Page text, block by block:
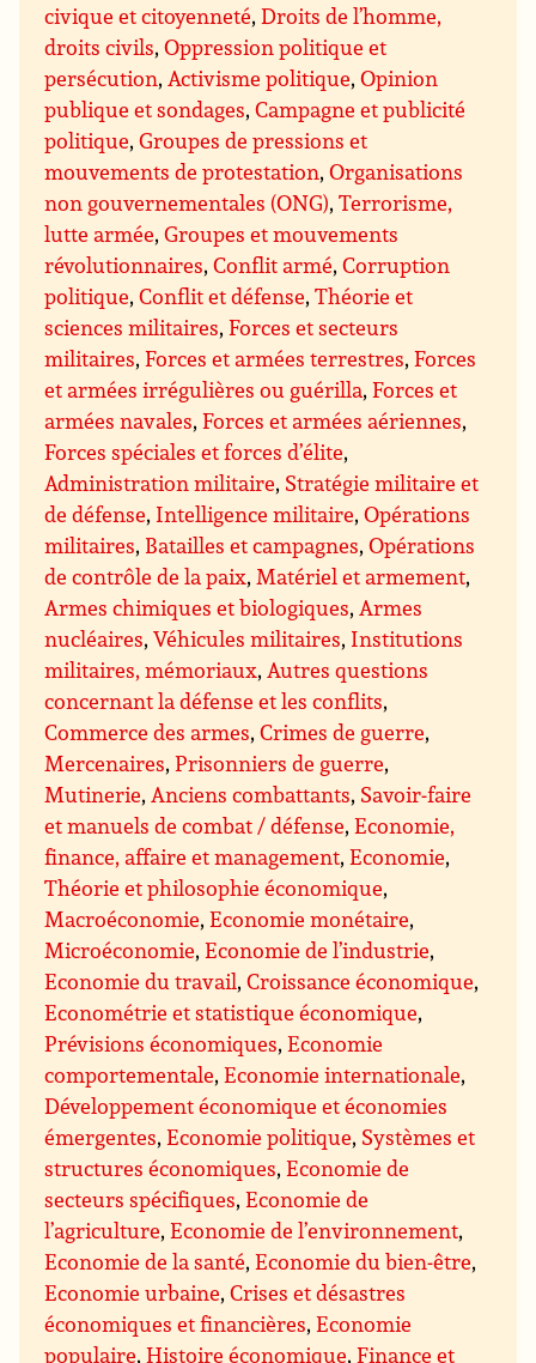
civique et citoyenneté,Droits de l’homme,
droits civils,Oppression politique et
persécution,Activisme politique,Opinion
publique et sondages,Campagne et publicité
politique,Groupes de pressions et
mouvements de protestation,Organisations
non gouvernementales (ONG),Terrorisme,
lutte armée,Groupes et mouvements
révolutionnaires,Conflit armé,Corruption
politique,Conflit et défense,Théorie et
sciences militaires,Forces et secteurs
militaires,Forces et armées terrestres,Forces
et armées irrégulières ou guérilla,Forces et
armées navales,Forces et armées aériennes,
Forces spéciales et forces d’élite,
Administration militaire, Stratégie militaire et
de défense, Intelligence militaire,Opérations
militaires, Batailles et campagnes,Opérations
de contrôle de la paix,Matériel et armement,
Armes chimiques et biologiques,Armes
nucléaires,Véhicules militaires, Institutions
militaires, mémoriaux,Autres questions
concernant la défense et les conflits,
Commerce des armes,Crimes de guerre,
Mercenaires,Prisonniers de guerre,
Mutinerie,Anciens combattants, Savoir-faire
et manuels de combat / défense,Economie,
finance, affaire et management,Economie,
Théorie et philosophie économique,
Macroéconomie,Economie monétaire,
Microéconomie,Economie de l’industrie,
Economie du travail,Croissance économique,
Econométrie et statistique économique,
Prévisions économiques,Economie
comportementale,Economie internationale,
Développement économique et économies
émergentes,Economie politique, Systèmes et
structures économiques,Economie de
secteurs spécifiques,Economie de
l’agriculture,Economie de l’environnement,
Economie de la santé,Economie du bien-être,
Economie urbaine,Crises et désastres
économiques et financières,Economie
populaire,Histoire économique,Finance et